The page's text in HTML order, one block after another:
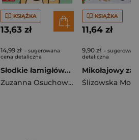
KSIĄŻKA
13,63 zł
14,99 zł - sugerowana
cena detaliczna
Słodkie łamigłówki z pieskiem. Słodkie łamigłówki
Zuzanna Osuchowska
KSIĄŻKA
11,64 zł
9,90 zł -
detaliczna
Ślizowska